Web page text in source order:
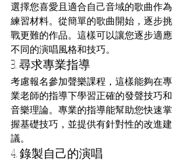
選擇您喜愛且適合自己音域的歌曲作為
練習材料。從簡單的歌曲開始，逐步挑
戰更難的作品。這樣可以讓您逐步適應
不同的演唱風格和技巧。
3. 尋求專業指導
考慮報名參加聲樂課程，這樣能夠在專
業老師的指導下學習正確的發聲技巧和
音樂理論。專業的指導能幫助您快速掌
握基礎技巧，並提供有針對性的改進建
議。
4. 錄製自己的演唱